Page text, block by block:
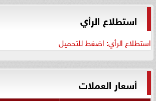
استطلاع الرأي
استطلاع الرأي: اضغط للتحميل
أسعار العملات